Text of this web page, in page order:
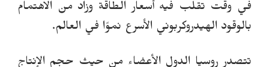
في وقت تقلب فيه أسعار الطاقة وزاد من الاهتمام
بالوقود الهيدروكربوني الأسرع نموًا في العالم.
تتصدر روسيا الدول الأعضاء من حيث حجم الإنتاج